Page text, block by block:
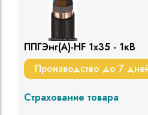
ППГЭнг(A)-HF 1х35 - 1кВ
Производство до 7
Страхование товара